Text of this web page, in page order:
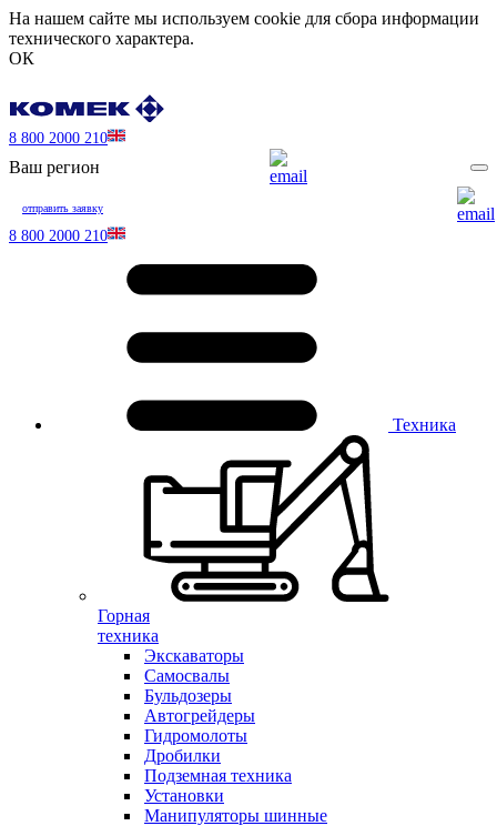
На нашем сайте мы используем cookie для сбора информации
технического характера.
ОК
8 800 2000 210
Ваш регион
отправить заявку
8 800 2000 210
Техника
Горная
техника
Экскаваторы
Самосвалы
Бульдозеры
Автогрейдеры
Гидромолоты
Дробилки
Подземная техника
Установки
Манипуляторы шинные